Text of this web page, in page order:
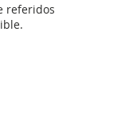
referidos